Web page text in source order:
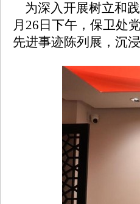
为深入开展树立和
月26日下午，保卫处
先进事迹陈列展，沉